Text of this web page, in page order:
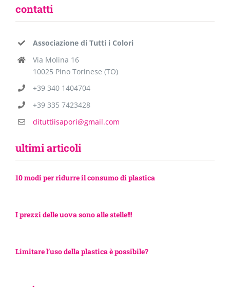
contatti
Associazione di Tutti i Colori
Via Molina 16
10025 Pino Torinese (TO)
+39 340 1404704
+39 335 7423428
dituttiisapori@gmail.com
ultimi articoli
10 modi per ridurre il consumo di plastica
I prezzi delle uova sono alle stelle!!!
Limitare l’uso della plastica è possibile?